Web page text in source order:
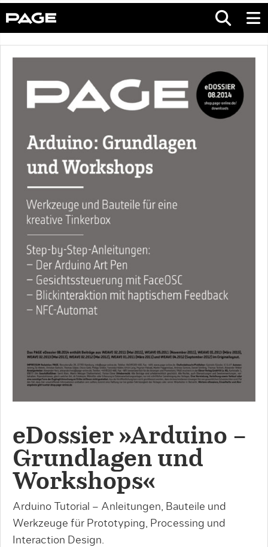
eDossier »Arduino –
Grundlagen und
Workshops«
Arduino Tutorial – Anleitungen, Bauteile und
Werkzeuge für Prototyping, Processing und
Interaction Design.